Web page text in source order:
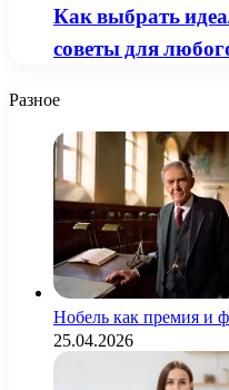
Как выбрать
советы для
Разное
Нобель как премия и
25.04.2026